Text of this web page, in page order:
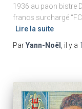
1936 au paon bistre
francs surchargé
Lire la suite
ParYann-Noël , il y a